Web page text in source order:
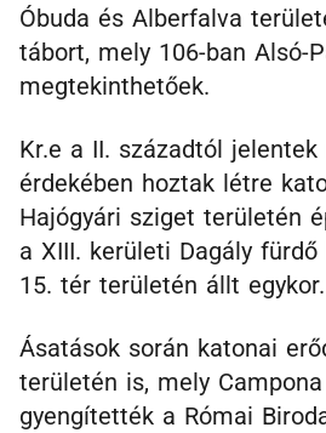
Óbuda és Alberfalva
tábort, mely 106-ban Alsó-
megtekinthetőek.
Kr.e a II. századtól
érdekében hoztak létre
Hajógyári sziget területén
a XIII. kerületi Dagály
15. tér területén állt egykor.
Ásatások során katonai
területén is, mely
gyengítették a Római